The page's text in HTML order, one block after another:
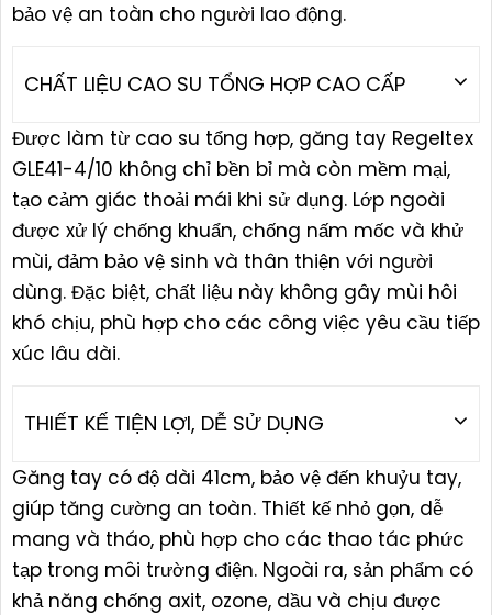
bảo vệ an toàn cho người lao động.
CHẤT LIỆU CAO SU TỔNG HỢP CAO CẤP
Được làm từ cao su tổng hợp, găng tay Regeltex
GLE41-4/10 không chỉ bền bỉ mà còn mềm mại,
tạo cảm giác thoải mái khi sử dụng. Lớp ngoài
được xử lý chống khuẩn, chống nấm mốc và khử
mùi, đảm bảo vệ sinh và thân thiện với người
dùng. Đặc biệt, chất liệu này không gây mùi hôi
khó chịu, phù hợp cho các công việc yêu cầu tiếp
xúc lâu dài.
THIẾT KẾ TIỆN LỢI, DỄ SỬ DỤNG
Găng tay có độ dài 41cm, bảo vệ đến khuỷu tay,
giúp tăng cường an toàn. Thiết kế nhỏ gọn, dễ
mang và tháo, phù hợp cho các thao tác phức
tạp trong môi trường điện. Ngoài ra, sản phẩm có
khả năng chống axit, ozone, dầu và chịu được